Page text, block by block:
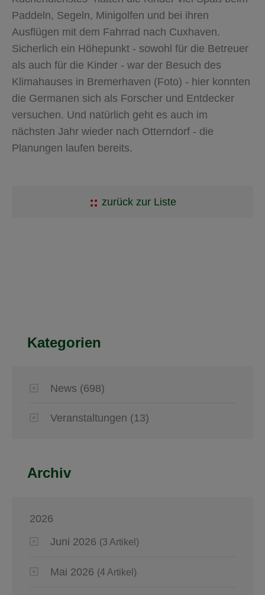
Paddeln, Segeln, Minigolfen und bei ihren
Ausflügen mit dem Fahrrad nach Cuxhaven.
Sicherlich ein Höhepunkt - sowohl für die Betreuer
als auch für die Kinder - war der Besuch des
Klimahauses in Bremerhaven (Foto) - hier konnten
die Germanen sich als Forscher und Entdecker
versuchen. Und natürlich geht es auch im
nächsten Jahr wieder nach Otterndorf - die
Planungen laufen bereits.
zurück zur Liste
Kategorien
News (698)
Veranstaltungen (13)
Archiv
2026
Juni 2026 (3 Artikel)
Mai 2026 (4 Artikel)